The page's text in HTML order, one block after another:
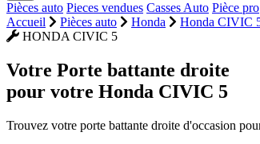
Pièces auto Pieces vendues Casses Auto Pièce pro
Accueil
Pièces auto Honda Honda CIVIC
HONDA CIVIC 5
Votre Porte battante droite
pour votre Honda CIVIC 5
Trouvez votre porte battante droite d'occasion